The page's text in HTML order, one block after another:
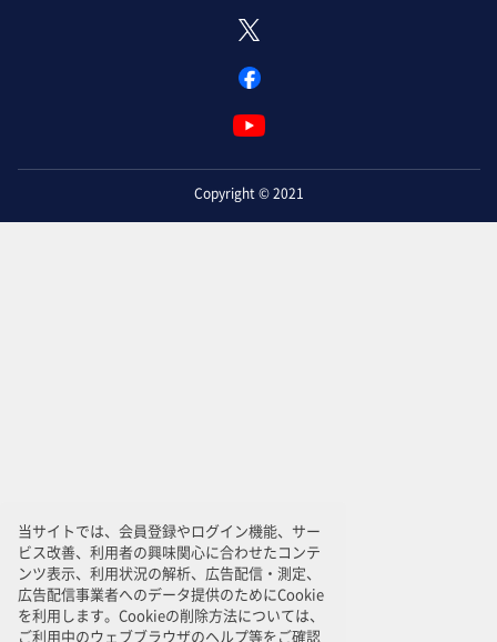
当サイトでは、会員登録やログイン機能、サー
ビス改善、利用者の興味関心に合わせたコンテ
ンツ表示、利用状況の解析、広告配信・測定、
広告配信事業者へのデータ提供のためにCookie
を利用します。Cookieの削除方法については、
ご利用中のウェブブラウザのヘルプ等をご確認
Copyright © 2021